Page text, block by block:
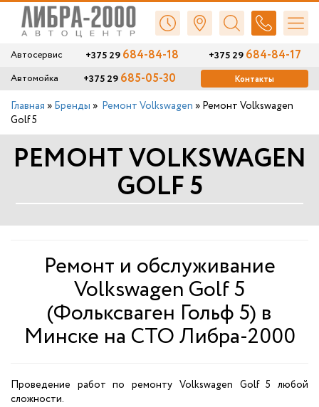
Автосервис +375 29684-84-18 +375 29684-84-17
Автомойка +375 29 685-05-30 Контакты
Главная » Бренды » Ремонт Volkswagen » Ремонт Volkswagen
Golf 5
РЕМОНТ VOLKSWAGEN
GOLF 5
Ремонт и обслуживание
Volkswagen Golf 5
(Фольксваген Гольф 5) в
Минске на СТО Либра-2000
Проведение работ по ремонту Volkswagen Golf 5 любой
сложности.